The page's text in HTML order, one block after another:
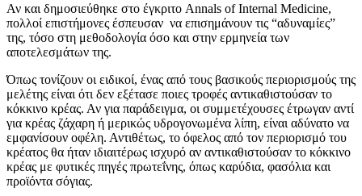
Αν και δημοσιεύθηκε στο έγκριτο Annals of Internal Medicine,
πολλοί επιστήμονες έσπευσαν να επισημάνουν τις “αδυναμίες”
της, τόσο στη μεθοδολογία όσο και στην ερμηνεία των
αποτελεσμάτων της.
Όπως τονίζουν οι ειδικοί, ένας από τους βασικούς περιορισμούς της
μελέτης είναι ότι δεν εξέτασε ποιες τροφές αντικαθιστούσαν το
κόκκινο κρέας. Αν για παράδειγμα, οι συμμετέχουσες έτρωγαν αντί
για κρέας ζάχαρη ή μερικώς υδρογονωμένα λίπη, είναι αδύνατο να
εμφανίσουν οφέλη. Αντιθέτως, το όφελος από τον περιορισμό του
κρέατος θα ήταν ιδιαιτέρως ισχυρό αν αντικαθιστούσαν το κόκκινο
κρέας με φυτικές πηγές πρωτεΐνης, όπως καρύδια, φασόλια και
προϊόντα σόγιας.